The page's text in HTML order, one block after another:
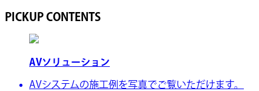
PICKUP CONTENTS
AVソリューション
AVシステムの施工例を写真でご覧いただけます。